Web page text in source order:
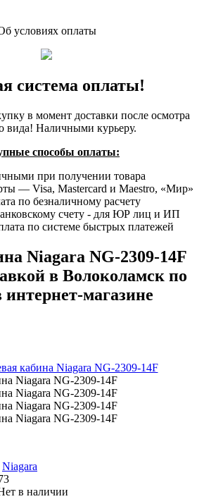
условиях оплаты
система оплаты!
в момент доставки после осмотра
вида! Наличными курьеру.
способы оплаты:
при получении товара
— Visa, Mastercard и Maestro, «Мир»
по безналичному расчету
счету - для ЮР лиц и ИП
по системе быстрых платежей
Niagara NG-2309-14F
в Волоколамск по
магазине
Niagara
в наличии